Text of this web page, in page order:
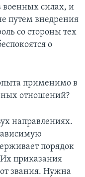
военных силах, и
путем внедрения
со стороны тех
о
применимо в
отношений?
направлениях.
порядок
приказания
звания. Нужна